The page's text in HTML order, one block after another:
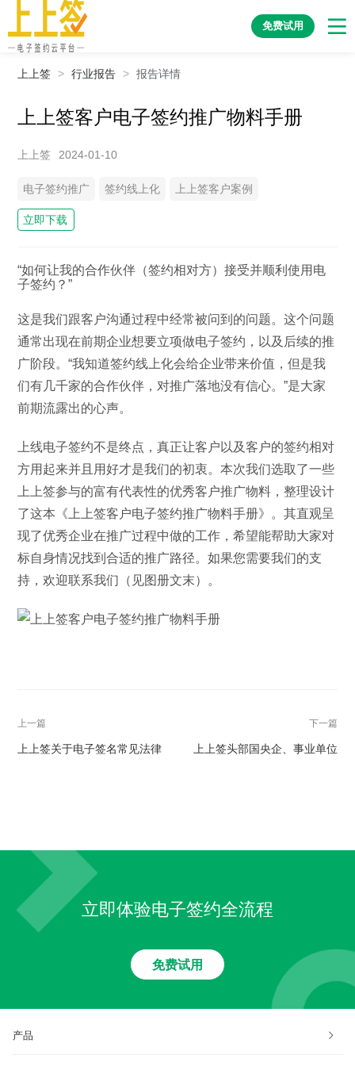
免费试用
上上签 > 行业报告 > 报告详情
上上签客户电子签约推广物料手册
上上签 2024-01-10
电子签约推广 签约线上化 上上签客户案例
立即下载
“如何让我的合作伙伴（签约相对方）接受并顺利使用电
子签约？”
这是我们跟客户沟通过程中经常被问到的问题。这个问题
通常出现在前期企业想要立项做电子签约，以及后续的推
广阶段。“我知道签约线上化会给企业带来价值，但是我
们有几千家的合作伙伴，对推广落地没有信心。”是大家
前期流露出的心声。
上线电子签约不是终点，真正让客户以及客户的签约相对
方用起来并且用好才是我们的初衷。本次我们选取了一些
上上签参与的富有代表性的优秀客户推广物料，整理设计
了这本《上上签客户电子签约推广物料手册》。其直观呈
现了优秀企业在推广过程中做的工作，希望能帮助大家对
标自身情况找到合适的推广路径。如果您需要我们的支
持，欢迎联系我们（见图册文末）。
上一篇
上上签关于电子签名常见法律
下一篇
上上签头部国央企、事业单位
立即体验电子签约全流程
免费试用
产品